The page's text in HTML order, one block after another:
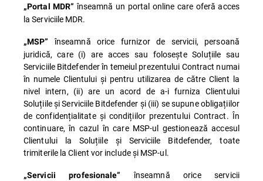
„Portal MDR” înseamnă un portal online care oferă acces
la Serviciile MDR.
„MSP”
înseamnă orice furnizor de servicii, persoană
juridică, care (i) are acces sau folosește Soluțiile sau
Serviciile Bitdefender în temeiul prezentului Contract numai
în numele Clientului și pentru utilizarea de către Client la
nivel intern, (ii) are un acord de a-i furniza Clientului
Soluțiile și Serviciile Bitdefender și (iii) se supune obligațiilor
de confidențialitate și condițiilor prezentului Contract. În
continuare, în cazul în care MSP-ul gestionează accesul
Clientului la Soluțiile și Serviciile Bitdefender, toate
trimiterile la Client vor include și MSP-ul.
„Servicii profesionale”
înseamnă orice servicii